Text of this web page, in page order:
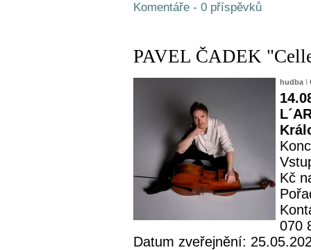
Komentáře - 0 příspěvků
PAVEL ČADEK
hudba \
Kč
070
Datum zveřejnění: